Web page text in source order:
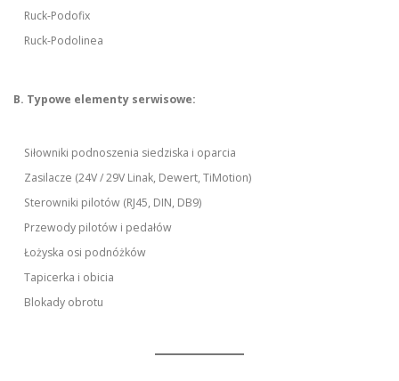
Ruck-Podofix
Ruck-Podolinea
B. Typowe elementy serwisowe:
Siłowniki podnoszenia siedziska i oparcia
Zasilacze (24V / 29V Linak, Dewert, TiMotion)
Sterowniki pilotów (RJ45, DIN, DB9)
Przewody pilotów i pedałów
Łożyska osi podnóżków
Tapicerka i obicia
Blokady obrotu